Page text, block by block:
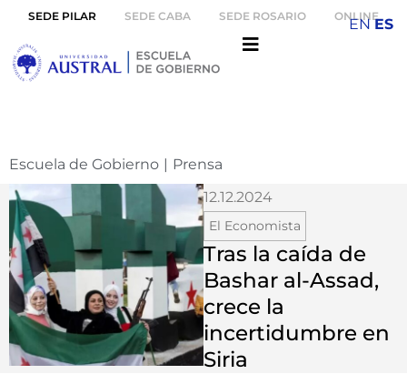
SEDE PILAR SEDE CABA SEDE ROSARIO ONLINE
Escuela de Gobierno | Prensa
12.12.2024
El Economista
Tras la caída de
Bashar al-Assad,
crece la
incertidumbre en
Siria
EN ES